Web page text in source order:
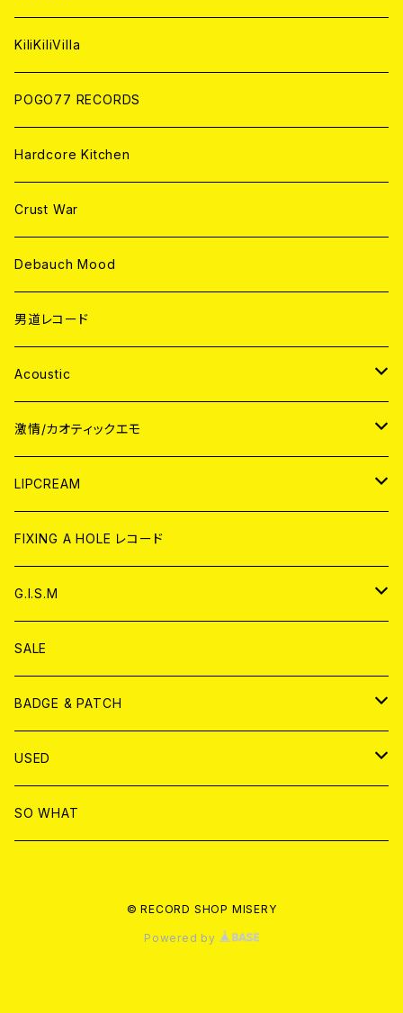
ANALOG
KiliKiliVilla
POGO77 RECORDS
Hardcore Kitchen
Crust War
Debauch Mood
男道レコード
Acoustic
JAPAN
CD
ANALOG
WORLD
CD
ANALOG
激情/カオティックエモ
JAPAN
CD
ANALOG
WORLD
CD
ANALOG
LIPCREAM
CD
アナログ
DVD
T-shirt & WEAR
FIXING A HOLE レコード
G.I.S.M
CD
ANALOG
T-SHIRT & WEAR
DVD
SALE
BADGE & PATCH
BADGE
PATCH
USED
書籍
SO WHAT
© RECORD SHOP MISERY
Powered by